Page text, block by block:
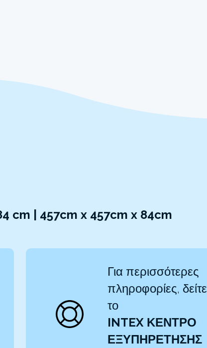
cm | 457cm x 457cm x 84cm
Για περισσότερες
πληροφορίες, δείτε
το
INTEX ΚΕΝΤΡΟ
ΕΞΥΠΗΡΕΤΗΣΗΣ